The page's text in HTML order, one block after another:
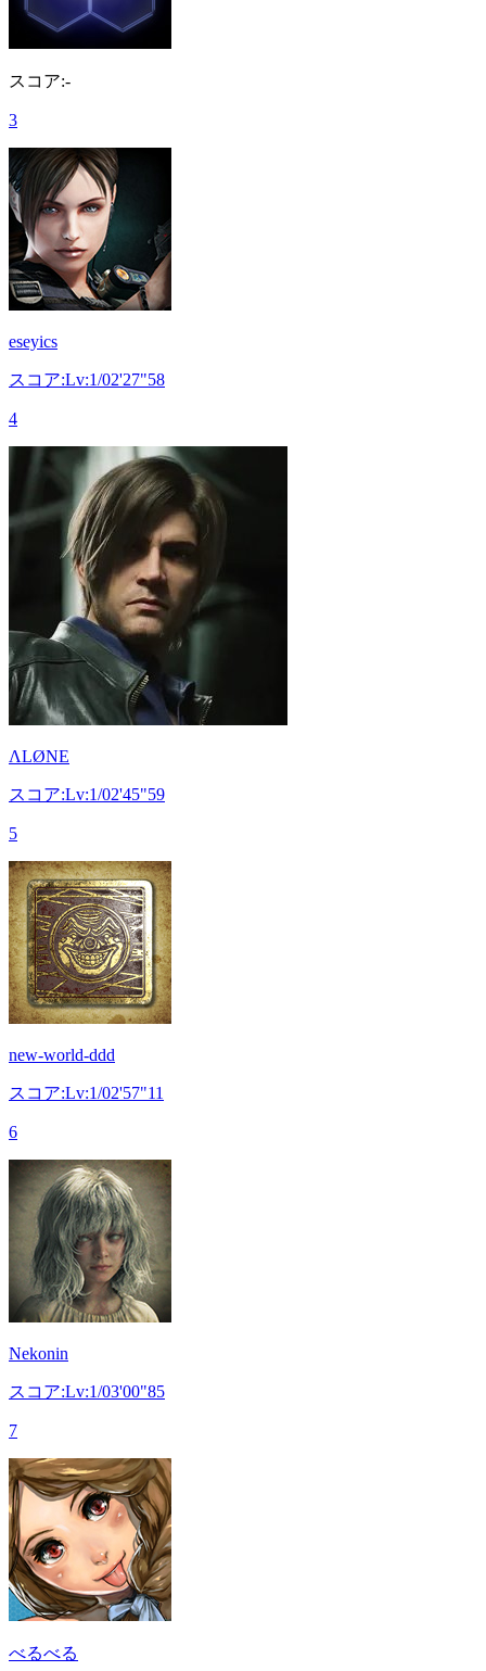
スコア:-
3
eseyics
スコア:Lv:1/02'27"58
4
ΛLØNE
スコア:Lv:1/02'45"59
5
new-world-ddd
スコア:Lv:1/02'57"11
6
Nekonin
スコア:Lv:1/03'00"85
7
べるべる